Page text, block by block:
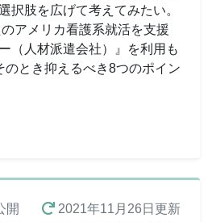
択肢を広げて考えてみたい。
アメリカ看護系就活を支援
（人材派遣会社）』を利用も
のとき抑えるべき8つのポイン
開 2021年11月26日 更新